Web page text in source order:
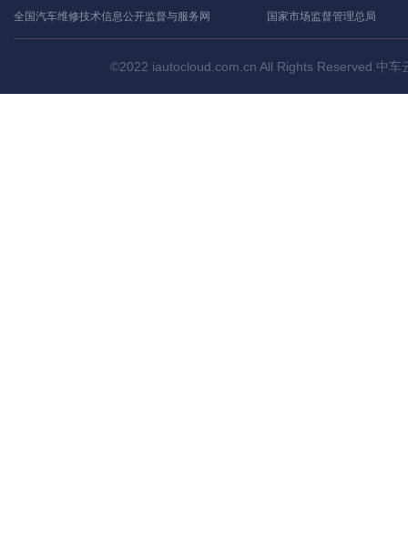
全国汽车维修技术信息公开监督与服务网 国家市场监督管理总局
©2022 iautocloud.com.cn All Rights Reserved.中